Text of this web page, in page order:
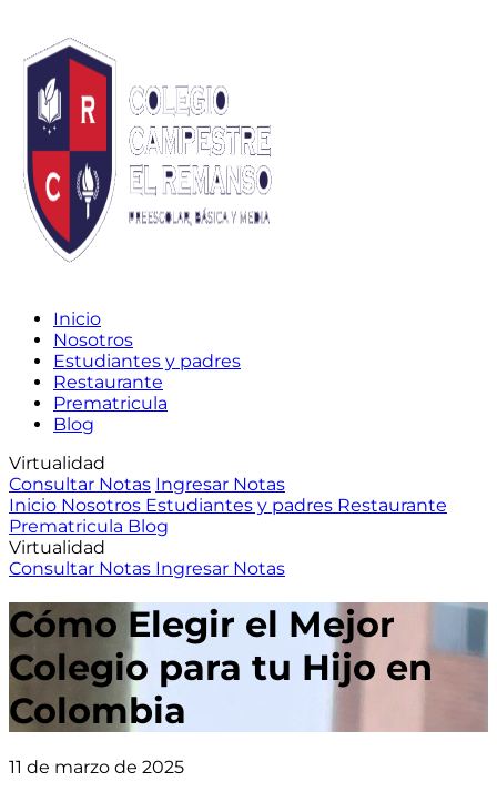
Inicio
Nosotros
Estudiantes y padres
Restaurante
Prematricula
Blog
Virtualidad
Consultar Notas Ingresar Notas
Inicio Nosotros Estudiantes y padres Restaurante
Prematricula Blog
Virtualidad
Consultar Notas Ingresar Notas
Cómo Elegir el Mejor
Colegio para tu Hijo en
Colombia
11 de marzo de 2025